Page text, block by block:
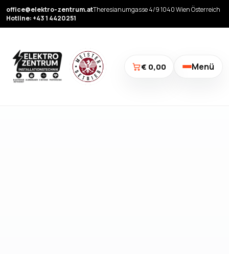
office@elektro-zentrum.atTheresianumgasse 4/9 1040 Wien Österreich
Hotline: +43 1 4420251
€ 0,00 Menü